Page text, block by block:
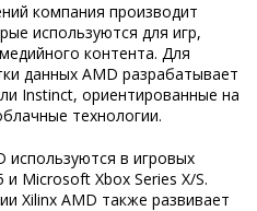
компания производит
используются для игр,
контента. Для
данных AMD разрабатывает
Instinct, ориентированные на
технологии.
используются в игровых
и Microsoft Xbox Series X/S.
Xilinx AMD также развивает